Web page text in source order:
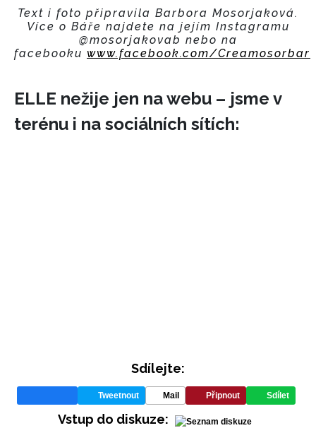
Text i foto připravila Barbora Mosorjaková.
Více o Báře najdete na jejím Instagramu
@mosorjakovab nebo na
facebooku www.facebook.com/Creamosorbar
ELLE nežije jen na webu – jsme v
terénu i na sociálních sítích:
Sdílejte:
Tweetnout Mail Připnout Sdílet
Vstup do diskuze: